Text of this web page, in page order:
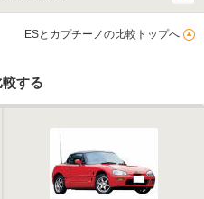
ESとカプチーノの比較トップへ
する